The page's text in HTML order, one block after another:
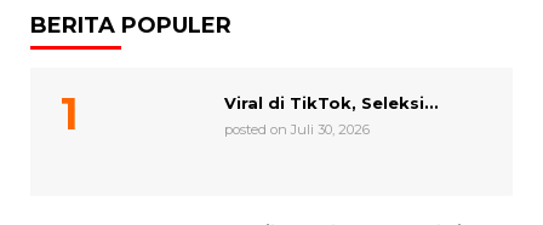
BERITA POPULER
Viral di TikTok, Seleksi...
posted on Juli 30, 2026